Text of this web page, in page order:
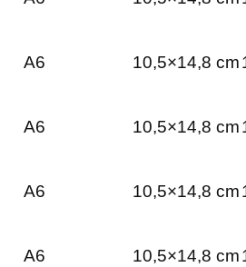
A6 10,5×14,8 cm
A6 10,5×14,8 cm
A6 10,5×14,8 cm
A6 10,5×14,8 cm